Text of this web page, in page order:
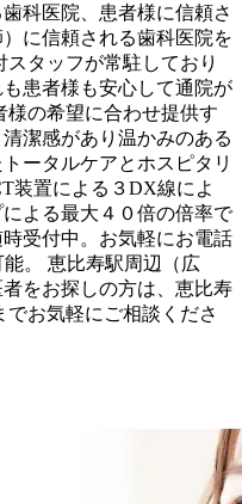
科医院、患者様に信頼さ
に信頼される歯科医院を
タッフが常駐しており
患者様も安心して通院が
の希望に合わせ提供す
潔感があり温かみのある
ータルケアとホスピタリ
装置による３DX線によ
よる最大４０倍の倍率で
受付中。お気軽にお電話
。 恵比寿駅周辺（広
をお探しの方は、恵比寿
お気軽にご相談くださ